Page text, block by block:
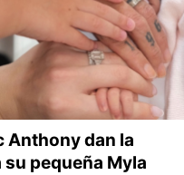
Anthony dan la
pequeña Myla